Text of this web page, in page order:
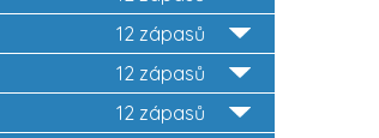
12 zápasů
12 zápasů
12 zápasů